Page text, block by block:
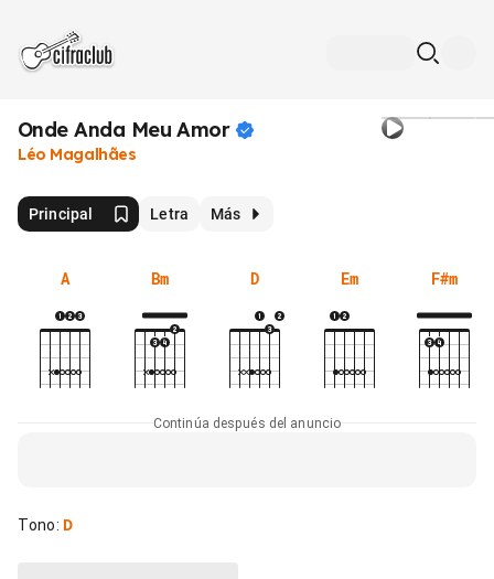
Onde Anda Meu Amor
Léo Magalhães
Principal Letra Más
A Bm D Em F#m
Continúa después del anuncio
Tono: D